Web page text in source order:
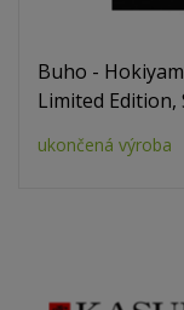
Buho -
Limited Edition,
ukončená výroba